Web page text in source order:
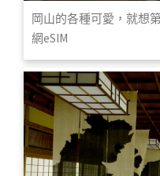
岡山的各種可愛，就想
網eSIM